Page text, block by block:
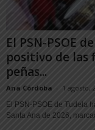
El PSN-PSOE
positivo de las
peñas...
Ana Córdoba - 1 agosto,
El PSN-PSOE de Tudela
Santa Ana de 2026,